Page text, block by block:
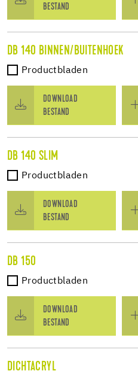
BESTAND
DB 140 BINNEN/BUITENHOEK
Productbladen
DOWNLOAD
BESTAND
DB 140 SLIM
Productbladen
DOWNLOAD
BESTAND
DB 150
Productbladen
DOWNLOAD
BESTAND
DICHTACRYL